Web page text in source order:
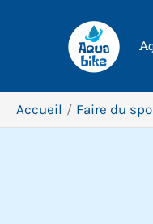
Accueil Faire du